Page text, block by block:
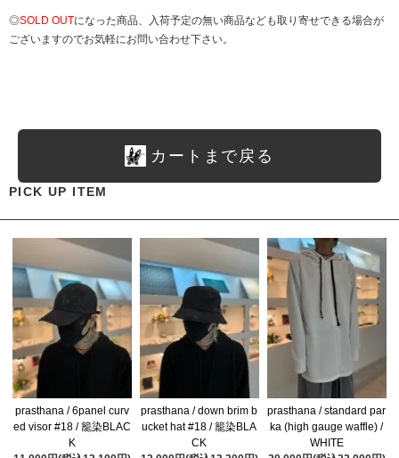
◎SOLD OUTになった商品、入荷予定の無い商品なども取り寄せできる場合が
ございますのでお気軽にお問い合わせ下さい。
カートまで戻る
PICK UP ITEM
prasthana / 6panel curv
ed visor #18 / 籠染BLAC
K
prasthana / down brim b
ucket hat #18 / 籠染BLA
CK
prasthana / standard par
ka (high gauge waffle) /
WHITE